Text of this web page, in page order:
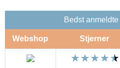
Bedst
Webshop Stjerner